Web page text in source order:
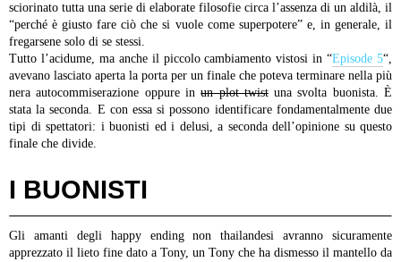
sciorinato tutta una serie di elaborate filosofie circa l’assenza di un aldilà, il
“perché è giusto fare ciò che si vuole come superpotere” e, in generale, il
fregarsene solo di se stessi.
Tutto l’acidume, ma anche il piccolo cambiamento vistosi in “Episode 5“,
avevano lasciato aperta la porta per un finale che poteva terminare nella più
nera autocommiserazione oppure inun plot twistuna svolta buonista. È
stata la seconda. E con essa si possono identificare fondamentalmente due
tipi di spettatori: i buonisti ed i delusi, a seconda dell’opinione su questo
finale che divide.
I BUONISTI
Gli amanti degli happy ending non thailandesi avranno sicuramente
apprezzato il lieto fine dato a Tony, un Tony che ha dismesso il mantello da